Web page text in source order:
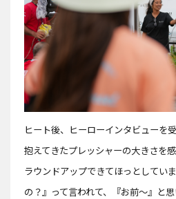
ヒート後、ヒーローインタビューを
抱えてきたプレッシャーの大きさを
ラウンドアップできてほっとしてい
の？』って言われて、『お前〜』と